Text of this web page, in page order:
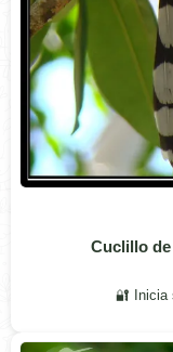
Cuclillo
🔐 Inicia